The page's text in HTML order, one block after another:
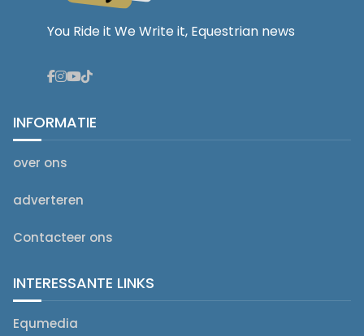
You Ride it We Write it, Equestrian news
INFORMATIE
over ons
adverteren
Contacteer ons
INTERESSANTE LINKS
Equmedia